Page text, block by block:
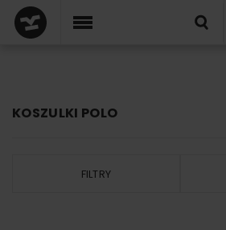
KOSZULKI POLO
FILTRY